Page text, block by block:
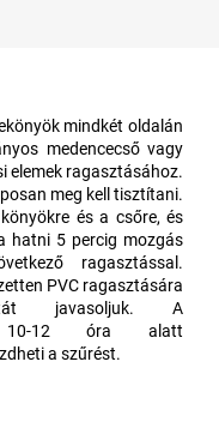
mindkét oldalán
medencecső vagy
elemek ragasztásához.
meg kell tisztítani.
és a csőre, és
hatni 5 percig mozgás
ragasztással.
PVC ragasztására
javasoljuk. A
10-12 óra alatt
a szűrést.